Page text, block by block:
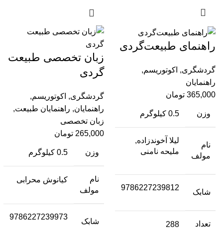
راهنمای طبیعت‌گردی
گردشگری, اکوتوریسم,
راهنمایان
365,000 تومان
وزن 0.5 کیلوگرم
نام
مولف
لیلا آخوندزاده,
ملیحه نامنی
شابک
9786227239812
تعداد
288
زبان تخصصی طبیعت
گردی
گردشگری, اکوتوریسم,
راهنمایان, راهنمایان طبیعت,
زبان تخصصی
265,000 تومان
وزن 0.5 کیلوگرم
نام
مولف
کیانوش محرابی
شابک
9786227239973